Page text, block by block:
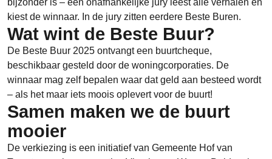
bijzonder is – een onafhankelijke jury leest alle verhalen en
kiest de winnaar. In de jury zitten eerdere Beste Buren.
Wat wint de Beste Buur?
De Beste Buur 2025 ontvangt een buurtcheque,
beschikbaar gesteld door de woningcorporaties. De
winnaar mag zelf bepalen waar dat geld aan besteed wordt
– als het maar iets moois oplevert voor de buurt!
Samen maken we de buurt
mooier
De verkiezing is een initiatief van Gemeente Hof van